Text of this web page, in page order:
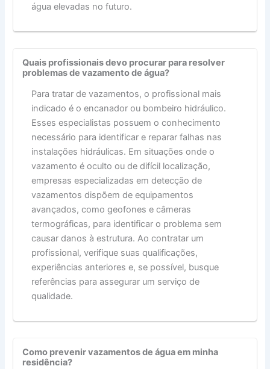
água elevadas no futuro.
Quais profissionais devo procurar para resolver
problemas de vazamento de água?
Para tratar de vazamentos, o profissional mais
indicado é o encanador ou bombeiro hidráulico.
Esses especialistas possuem o conhecimento
necessário para identificar e reparar falhas nas
instalações hidráulicas. Em situações onde o
vazamento é oculto ou de difícil localização,
empresas especializadas em detecção de
vazamentos dispõem de equipamentos
avançados, como geofones e câmeras
termográficas, para identificar o problema sem
causar danos à estrutura. Ao contratar um
profissional, verifique suas qualificações,
experiências anteriores e, se possível, busque
referências para assegurar um serviço de
qualidade.
Como prevenir vazamentos de água em minha
residência?